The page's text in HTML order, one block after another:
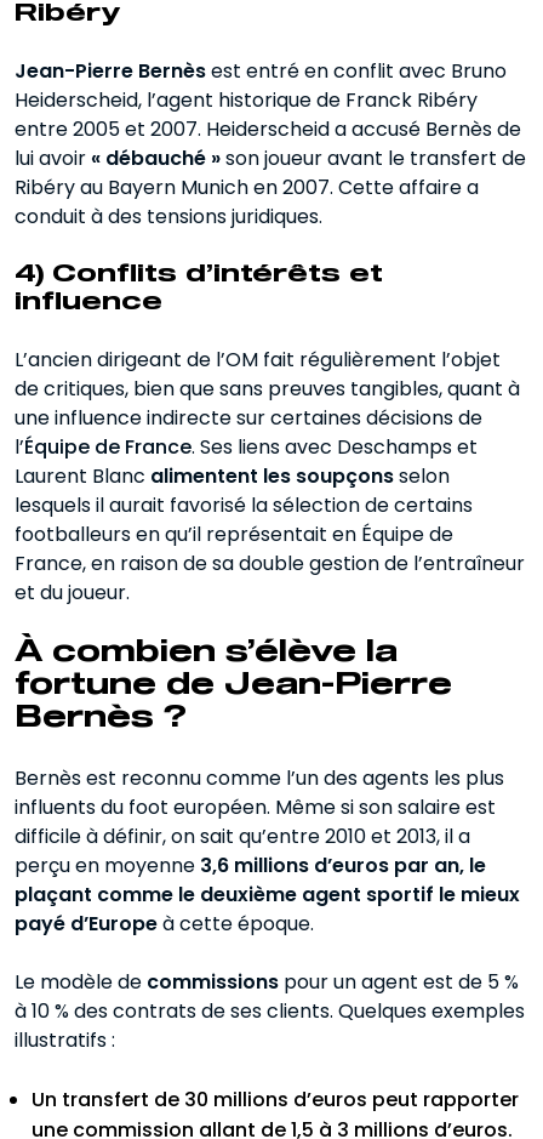
Ribéry
Jean-Pierre Bernèsest entré en conflit avec Bruno
Heiderscheid, l’agent historique de Franck Ribéry
entre 2005 et 2007. Heiderscheid a accusé Bernès de
lui avoir « débauché »son joueur avant le transfert de
Ribéry au Bayern Munich en 2007. Cette affaire a
conduit à des tensions juridiques.
4) Conflits d’intérêts et
influence
L’ancien dirigeant de l’OM fait régulièrement l’objet
de critiques, bien que sans preuves tangibles, quant à
une influence indirecte sur certaines décisions de
l’Équipe de France. Ses liens avec Deschamps et
Laurent Blanc alimentent les soupçonsselon
lesquels il aurait favorisé la sélection de certains
footballeurs en qu’il représentait en Équipe de
France, en raison de sa double gestion de l’entraîneur
et du joueur.
À combien s’élève la
fortune de Jean-Pierre
Bernès ?
Bernès est reconnu comme l’un des agents les plus
influents du foot européen. Même si son salaire est
difficile à définir, on sait qu’entre 2010 et 2013, il a
perçu en moyenne 3,6 millions d’euros par an, le
plaçant comme le deuxième agent sportif le mieux
payé d’Europeà cette époque.
Le modèle de commissions pour un agent est de 5 %
à 10 % des contrats de ses clients. Quelques exemples
illustratifs :
Un transfert de 30 millions d’euros peut rapporter
une commission allant de 1,5 à 3 millions d’euros.